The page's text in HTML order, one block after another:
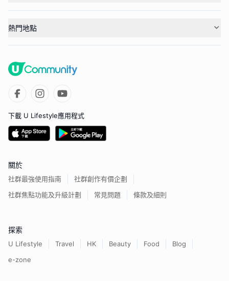
熱門地點
下載 U Lifestyle應用程式
關於
社群最強使用指南
社群創作有價企劃
社群焦點功能及升級計劃
常見問題 條款及細則
探索
U Lifestyle Travel HK Beauty Food
Blog
e-zone